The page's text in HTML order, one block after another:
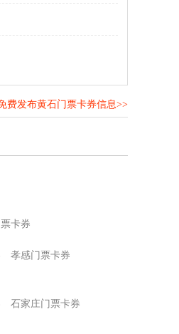
费发布黄石门票卡券信息>>
卡券
孝感门票卡券
石家庄门票卡券